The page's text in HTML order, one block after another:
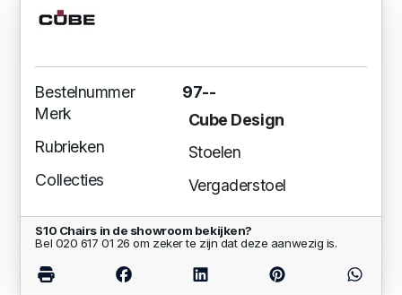
Bestelnummer
97--
Merk
Cube Design
Rubrieken
Stoelen
Collecties
Vergaderstoel
S10 Chairs in de showroom bekijken?
Bel 020 617 01 26 om zeker te zijn dat deze aanwezig is.